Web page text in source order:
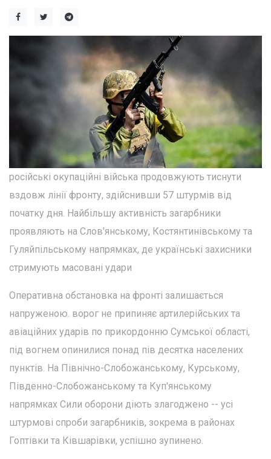
російські окупаційні війська продовжують тиснути
вздовж лінії фронту, здійснивши 57 штурмів від
початку дня. Найбільшу активність загарбники
проявляють на Слов'янському, Костянтинівському та
Гуляйпільському напрямках, де українські захисники
стримують масовані удари
Оперативна обстановка на фронті залишається
напруженою. ворог не припиняє артилерійських та
авіаційних ударів по прикордонню Сумської області,
під вогнем опинилися понад пів десятка населених
пунктів. На Північно-Слобожанському, Курському,
Південно-Слобожанському та Куп'янському
напрямках Сили оборони діють злагоджено -- усі
штурмові спроби загарбників, зокрема в районах
Гоптівки та Ківшарівки, успішно зупинено.